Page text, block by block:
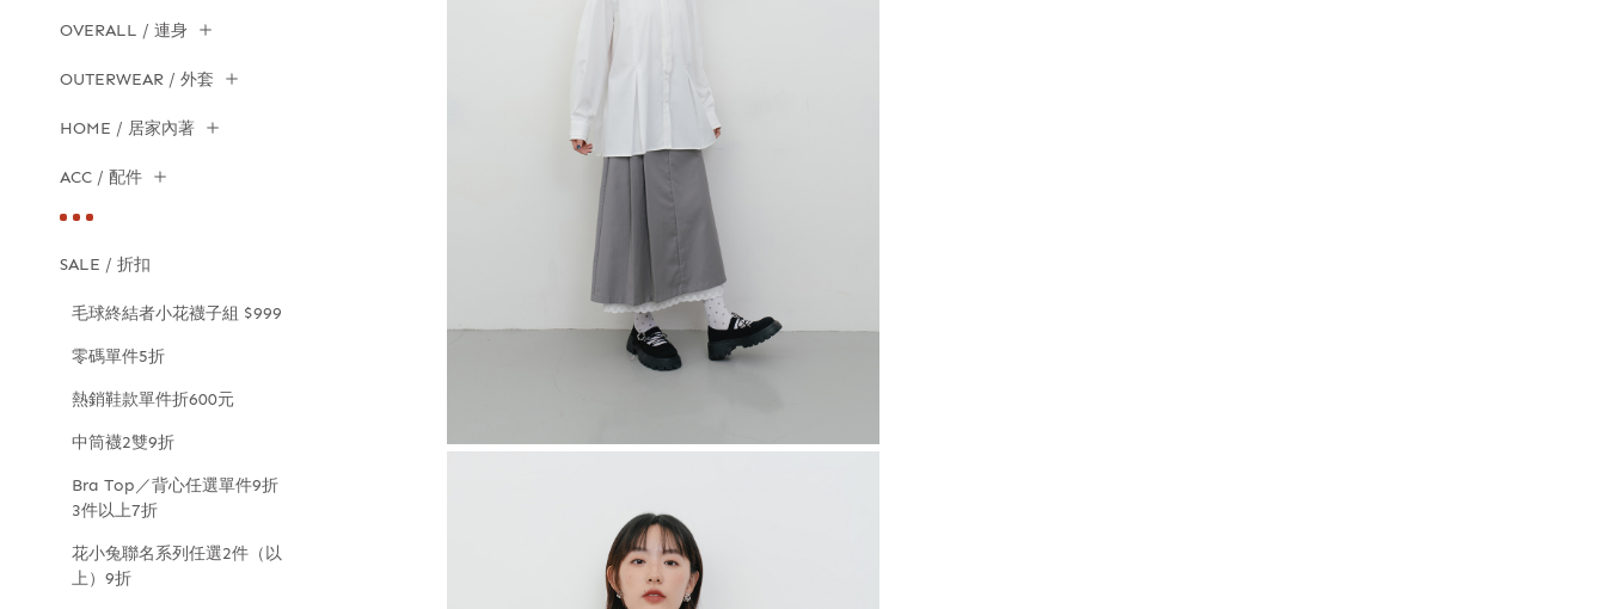
OVERALL / 連身
OUTERWEAR / 外套
HOME / 居家內著
ACC / 配件
SALE / 折扣
毛球終結者小花襪子組 $999
零碼單件5折
熱銷鞋款單件折600元
中筒襪2雙9折
Bra Top／背心任選單件9折
3件以上7折
花小兔聯名系列任選2件（以
上）9折